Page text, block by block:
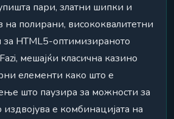
пари, златни шипки и
на полирани, висококвалитетни
HTML5-оптимизираното
мешајќи класична казино
елементи како што е
што паузира за можности за
е комбинацијата на